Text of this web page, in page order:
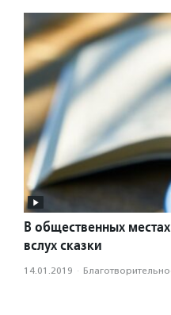
В общественных
вслух сказки
14.01.2019 ·